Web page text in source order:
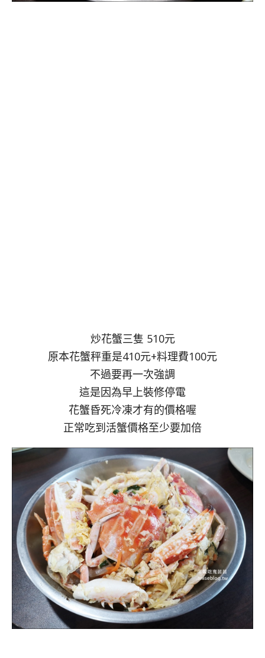
炒花蟹三隻 510元
原本花蟹秤重是410元+料理費100元
不過要再一次強調
這是因為早上裝修停電
花蟹昏死冷凍才有的價格喔
正常吃到活蟹價格至少要加倍